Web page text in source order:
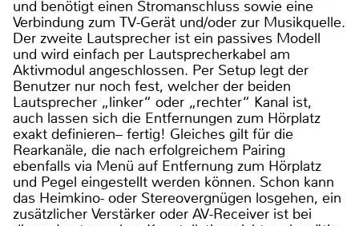
und benötigt einen Stromanschluss sowie eine
Verbindung zum TV-Gerät und/oder zur Musikquelle.
Der zweite Lautsprecher ist ein passives Modell
und wird einfach per Lautsprecherkabel am
Aktivmodul angeschlossen. Per Setup legt der
Benutzer nur noch fest, welcher der beiden
Lautsprecher „linker“ oder „rechter“ Kanal ist,
auch lassen sich die Entfernungen zum Hörplatz
exakt definieren– fertig! Gleiches gilt für die
Rearkanäle, die nach erfolgreichem Pairing
ebenfalls via Menü auf Entfernung zum Hörplatz
und Pegel eingestellt werden können. Schon kann
das Heimkino- oder Stereovergnügen losgehen, ein
zusätzlicher Verstärker oder AV-Receiver ist bei